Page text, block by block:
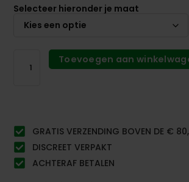
Selecteer hieronder je maat
Toevoegen aan
GRATIS VERZENDING BOVEN DE €
DISCREET VERPAKT
ACHTERAF BETALEN